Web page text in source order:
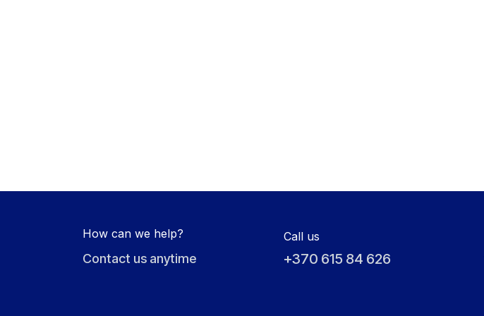
How can we help?
Contact us anytime
Call us
+370 615 84 626